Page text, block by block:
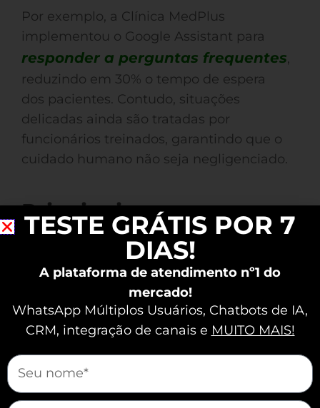
Por exemplo, a Clínica MedPlus
implementou o Google Assistant para
responder a perguntas frequentes,
reduzindo em 30% o tempo de espera
dos pacientes. Contudo, situações
delicadas ainda são tratadas por
funcionários treinados, garantindo que o
cuidado humano não seja negligenciado.
Principais
Funcionalidades do
Google Assistant
O Google Assistant permite pesquisas na
web, fornece informações sobre o clima e
eventos atuais. Ele também garante que
dia.
TESTE GRÁTIS POR 7
DIAS!
A plataforma de atendimento nº1 do
mercado!
WhatsApp Múltiplos Usuários, Chatbots de IA,
CRM, integração de canais e MUITO MAIS!
mauticform[nome]